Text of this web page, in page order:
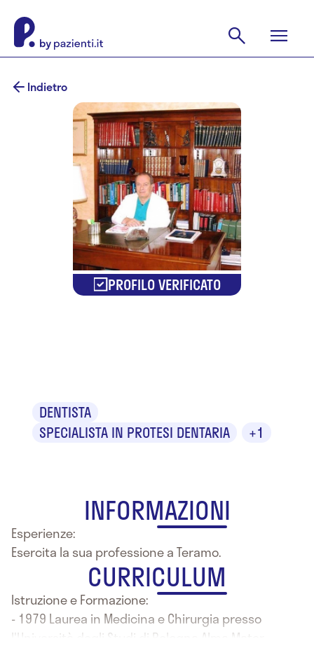
Indietro
PROFILO VERIFICATO
DENTISTA
SPECIALISTA IN PROTESI DENTARIA
+1
INFORMAZIONI
Esperienze:
Esercita la sua professione a Teramo.
CURRICULUM
Istruzione e Formazione:
- 1979 Laurea in Medicina e Chirurgia presso
l'Università degli Studi di Bologna Alma Mater